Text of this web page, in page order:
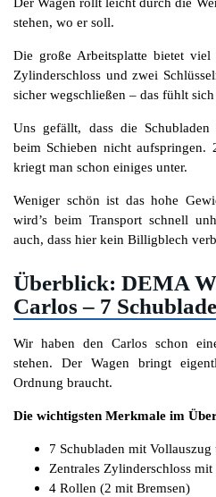
stehen, wo er soll.
Die große Arbeitsplatte bietet
Zylinderschloss und zwei
sicher wegschließen – das fühlt
Uns gefällt, dass die
beim Schieben nicht aufspringen.
kriegt man schon einiges unter.
Weniger schön ist das hohe
wird’s beim Transport schnell
auch, dass hier kein Billigblech
Überblick: DEMA
Carlos – 7
Wir haben den Carlos schon
stehen. Der Wagen bringt
Ordnung braucht.
Die wichtigsten Merkmale im
7 Schubladen mit
Zentrales Zylinderschloss mit
4 Rollen (2 mit Bremsen)